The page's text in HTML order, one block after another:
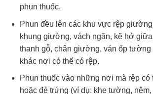
phun thuốc.
Phun đều lên các khu vực rệp
khung giường, vách ngăn, kẽ hở
thanh gỗ, chân giường, ván ốp tường
khác nơi có thể có rệp.
Phun thuốc vào những nơi mà rệp có
hoặc đẻ trứng (ví dụ: khe tường,